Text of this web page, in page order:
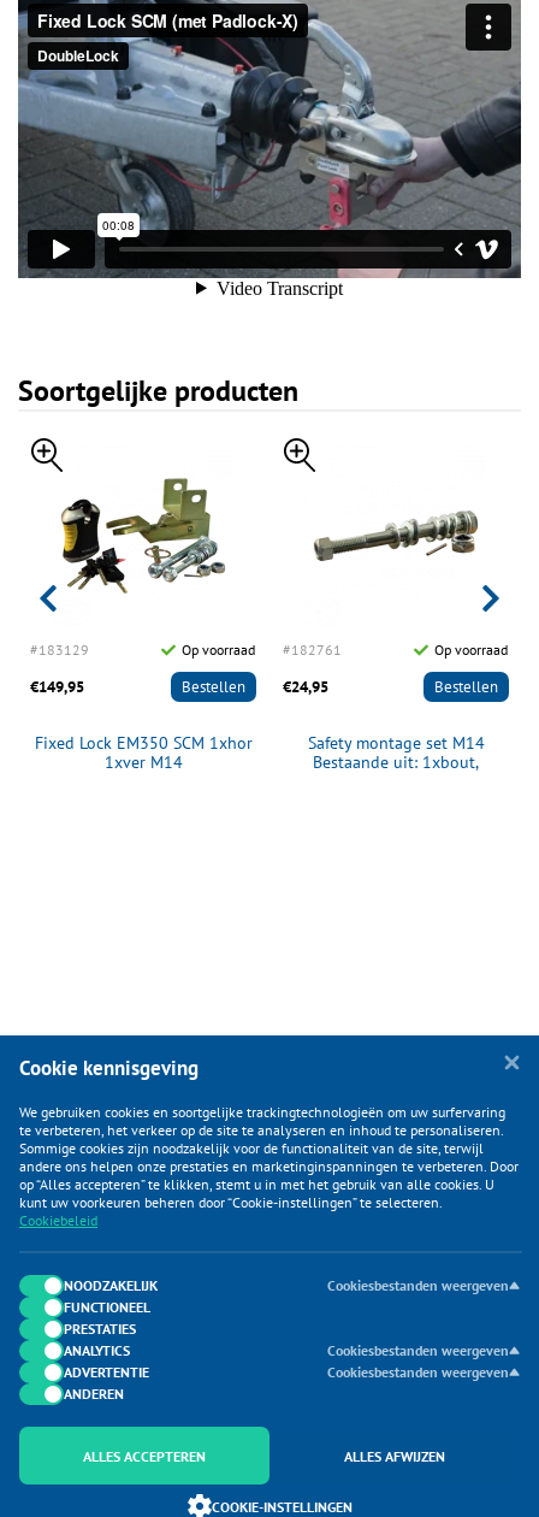
Soortgelijke producten
#183129 Op voorraad
€149,95 Bestellen
Fixed Lock EM350 SCM 1xhor
1xver M14
#182761 Op voorraad
€24,95 Bestellen
Safety montage set M14
Bestaande uit: 1xbout,
KLANTENSERVICE
CATEGORIEËN
DUIJVELAAR E-COMMERCE
CONTACTEN
Onderdeel van Duijvelaar E-commerce
Cookie kennisgeving
We gebruiken cookies en soortgelijke trackingtechnologieën om uw surfervaring
te verbeteren, het verkeer op de site te analyseren en inhoud te personaliseren.
Sommige cookies zijn noodzakelijk voor de functionaliteit van de site, terwijl
andere ons helpen onze prestaties en marketinginspanningen te verbeteren. Door
op “Alles accepteren” te klikken, stemt u in met het gebruik van alle cookies. U
kunt uw voorkeuren beheren door “Cookie-instellingen” te selecteren.
Cookiebeleid
NOODZAKELIJK
Cookiesbestanden weergeven
FUNCTIONEEL
PRESTATIES
ANALYTICS
Cookiesbestanden weergeven
ADVERTENTIE
Cookiesbestanden weergeven
ANDEREN
ALLES ACCEPTEREN ALLES AFWIJZEN
COOKIE-INSTELLINGEN